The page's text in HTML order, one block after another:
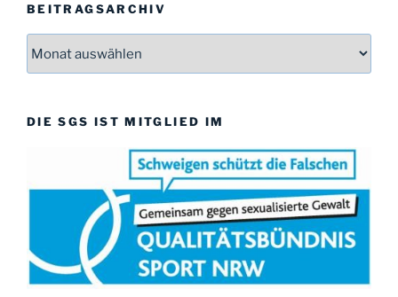
BEITRAGSARCHIV
DIE SGS IST MITGLIED IM